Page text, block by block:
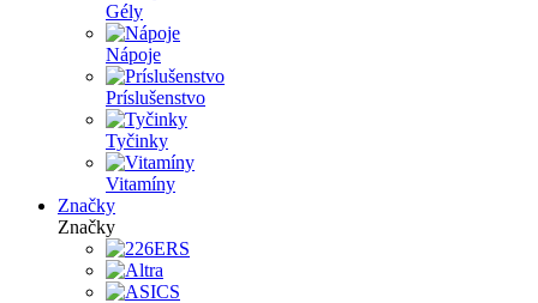
Gély
Nápoje
Príslušenstvo
Tyčinky
Vitamíny
Značky
Značky